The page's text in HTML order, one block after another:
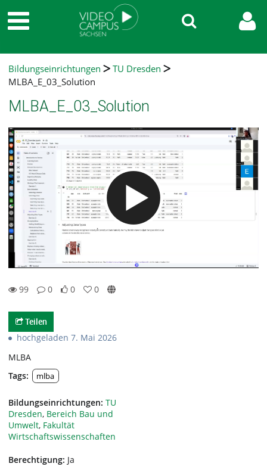
Bildungseinrichtungen
TU Dresden
MLBA_E_03_Solution
MLBA_E_03_Solution
99
0
0
0
Teilen
hochgeladen 7. Mai 2026
MLBA
Tags:
mlba
Bildungseinrichtungen: TU
Dresden, Bereich Bau und
Umwelt, Fakultät
Wirtschaftswissenschaften
Berechtigung: Ja